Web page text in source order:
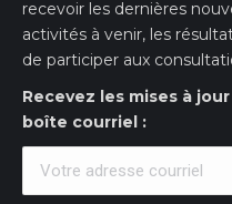
recevoir les dernières
activités à venir, les
de participer aux
Recevez les mises à
boîte courriel :